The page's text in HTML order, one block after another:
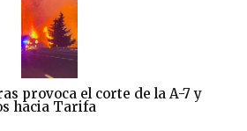
provoca el corte de la A-7 y
hacia Tarifa